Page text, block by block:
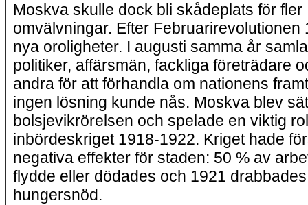
Moskva skulle dock bli skådeplats för fler
omvälvningar. Efter Februarirevolutionen
nya oroligheter. I augusti samma år
politiker, affärsmän, fackliga företrädare
andra för att förhandla om nationens
ingen lösning kunde nås. Moskva blev
bolsjevikrörelsen och spelade en viktig
inbördeskriget 1918-1922. Kriget hade
negativa effekter för staden: 50 % av
flydde eller dödades och 1921
hungersnöd.